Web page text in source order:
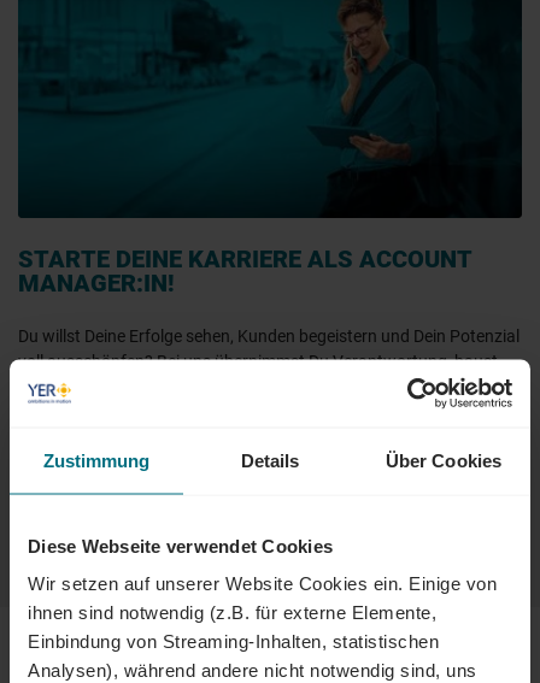
Zustimmung Details Über Cookies
Diese Webseite verwendet Cookies
Wir setzen auf unserer Website Cookies ein. Einige von
ihnen sind notwendig (z.B. für externe Elemente,
Einbindung von Streaming-Inhalten, statistischen
Analysen), während andere nicht notwendig sind, uns
STARTE DEINE KARRIERE ALS ACCOUNT
MANAGER:IN!
Du willst Deine Erfolge sehen, Kunden begeistern und Dein Potenzial
voll ausschöpfen? Bei uns übernimmst Du Verantwortung, baust
starke Kundenbeziehungen auf und gewinnst Unternehmen in
Bewirb Dich jetzt bei uns als Sales Consultant und gestalte Deine
Jetzt als Sales Consultant durchstarten
EINSATZORTE & BRANCHEN: WO KANN ICH